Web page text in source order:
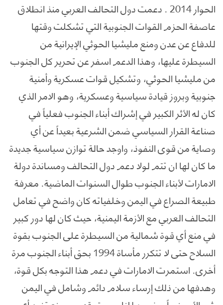
الحوار 2014 . دعمت دول التحالف العربي منذ انطلاق
عاصفة الحزم القوات الجنوبية التي تشكلت وقتها
للدفاع عن عدن ومنع مليشيا الحوثي الإيرانية من
السيطرة عليها، وهذا الدعم اسفر عن تحرير كل الجنوب
من مليشيا الحوثي، وتشكيل قوات عسكرية وأمنية
جنوبية وبروز قيادة سياسية وعسكرية، وهو الامر الذي
كان له الأثر الكبير في إشراك أبناء الجنوب فعلياً في
صناعة القرار السياسي ضمن الشرعية بعيداً عن أي
وصاية من قوى النفوذ، واوجد حالة توازن سياسية جديدة
ما كان لها ان تتم لولا دعم دول التحالف ومساندة دولة
الامارات لأبناء الجنوب طوال السنوات الماضية. معرفة
طبيعة الصراع في اليمن وخلفياته كان واضح في تعامل
التحالف العربي مع الأزمة اليمنية، حيث كان لها دور كبير
في منع أي قوة شمالية من السيطرة على الجنوب بقوة
السلاح حتى لا تتكرر مأساة 1994 بحق أبناء الجنوب مرة
أخرى. استمرت الامارات في دعم هذا التوجه بكل قوة،
وهدفها من ذلك إرساء سلام دائم وشامل في اليمن